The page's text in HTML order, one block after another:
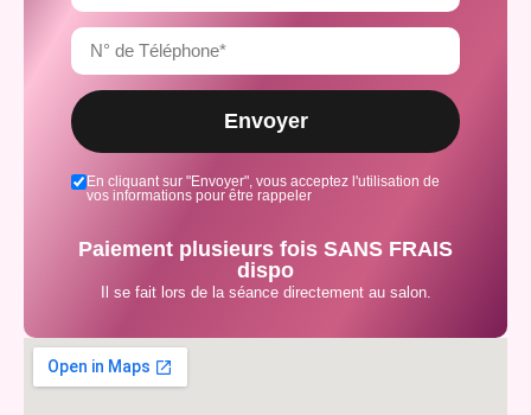
En cliquant sur "Envoyer", vous acceptez l'utilisation de
vos informations pour être rappeler
Envoyer
Paiement plusieurs fois SANS FRAIS
dispo
Il se fait lors de la séance directement au salon.